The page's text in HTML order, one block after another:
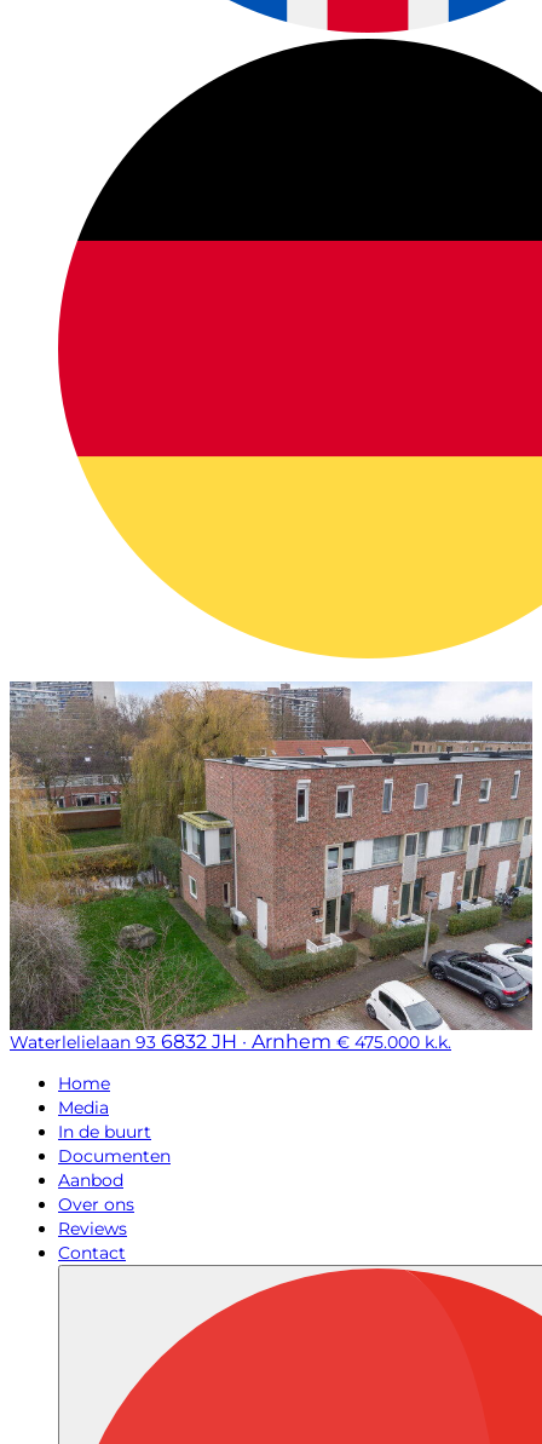
Waterlelielaan 93 6832 JH · Arnhem € 475.000 k.k.
Home
Media
In de buurt
Documenten
Aanbod
Over ons
Reviews
Contact